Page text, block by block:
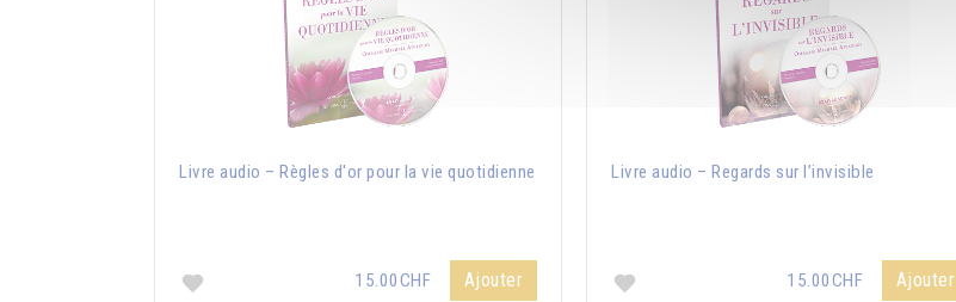
Livre audio – Règles d'or pour la vie quotidienne
15.00CHF Ajouter
Livre audio – Regards sur l’invisible
15.00CHF Ajouter